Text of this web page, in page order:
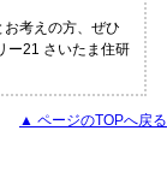
考えの方、ぜひ
ー21 さいたま住研
▲ ページのTOPへ戻る